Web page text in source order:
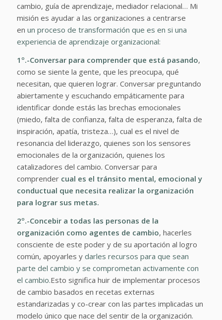
cambio, guía de aprendizaje, mediador relacional… Mi
misión es ayudar a las organizaciones a centrarse
en un proceso de transformación que es en si una
experiencia de aprendizaje organizacional:
1º.-Conversar para comprender que está pasando,
como se siente la gente, que les preocupa, qué
necesitan, que quieren lograr. Conversar preguntando
abiertamente y escuchando empáticamente para
identificar donde estás las brechas emocionales
(miedo, falta de confianza, falta de esperanza, falta de
inspiración, apatía, tristeza…), cual es el nivel de
resonancia del liderazgo, quienes son los sensores
emocionales de la organización, quienes los
catalizadores del cambio. Conversar para
comprender cual es el tránsito mental, emocional y
conductual que necesita realizar la organización
para lograr sus metas.
2º.-Concebir a todas las personas de la
organización como agentes de cambio, hacerles
consciente de este poder y de su aportación al logro
común, apoyarles y darles recursos para que sean
parte del cambio y se comprometan activamente con
el cambio.Esto significa huir de implementar procesos
de cambio basados en recetas externas
estandarizadas y co-crear con las partes implicadas un
modelo único que nace del sentir de la organización.